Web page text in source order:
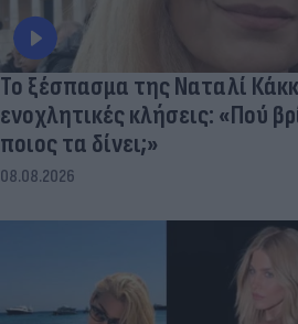
Το ξέσπασμα της Ναταλί
ενοχλητικές κλήσεις: «Πού
ποιος τα δίνει;»
08.08.2026